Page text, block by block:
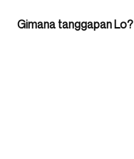
Gimana tanggapan Lo?